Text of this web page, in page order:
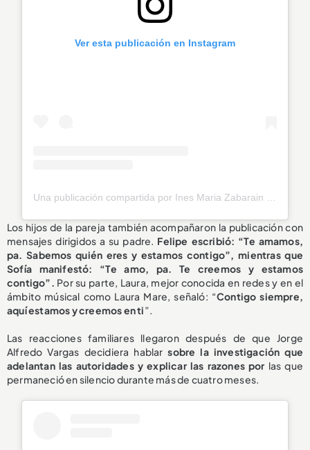
Ver esta publicación en Instagram
Los hijos de la pareja también acompañaron la publicación con
mensajes dirigidos a su padre. Felipe escribió: “Te amamos,
pa. Sabemos quién eres y estamos contigo”, mientras que
Sofía manifestó: “Te amo, pa. Te creemos y estamos
contigo”. Por su parte, Laura, mejor conocida en redes y en el
ámbito músical como Laura Mare, señaló: “Contigo siempre,
aquí estamos y creemos en ti”.
Las reacciones familiares llegaron después de que Jorge
Alfredo Vargas decidiera hablar sobre la investigación que
adelantan las autoridades y explicar las razones por las que
permaneció en silencio durante más de cuatro meses.